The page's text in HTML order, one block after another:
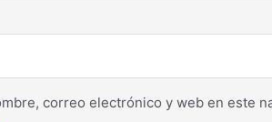
correo electrónico y web en este